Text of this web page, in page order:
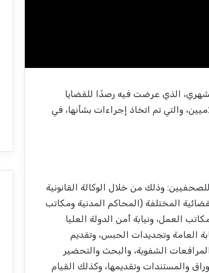
الذي عرضت فيه رصدًا للقضايا
والتي تم اتخاذ إجراءات بشأنها، في
المباشر للصحفيين: وذلك من خلال الوكالة القانونية
المختلفة (المحاكم المدنية ومكاتب
العمل، ونيابة أمن الدولة العليا
العامة وتجديدات الحبس، وتقديم
الشفوية، والبحث والتحضير
والمستندات وتقديمها، وكذلك القيام